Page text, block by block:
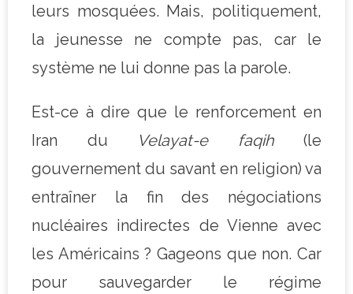
leurs mosquées. Mais, politiquement,
la jeunesse ne compte pas, car le
système ne lui donne pas la parole.
Est-ce à dire que le renforcement en
Iran du
Velayat-e faqih (le
gouvernement du savant en religion) va
entraîner la fin des négociations
nucléaires indirectes de Vienne avec
les Américains ? Gageons que non. Car
pour sauvegarder le régime